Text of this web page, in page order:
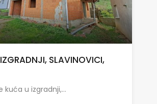
SLAVINOVICI,
kuća u izgradnji,…